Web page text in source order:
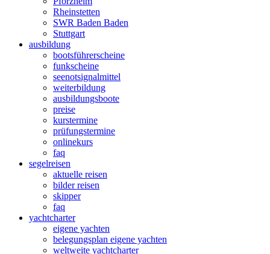
Rheinstetten
SWR Baden Baden
Stuttgart
ausbildung
bootsführerscheine
funkscheine
seenotsignalmittel
weiterbildung
ausbildungsboote
preise
kurstermine
prüfungstermine
onlinekurs
faq
segelreisen
aktuelle reisen
bilder reisen
skipper
faq
yachtcharter
eigene yachten
belegungsplan eigene yachten
weltweite yachtcharter